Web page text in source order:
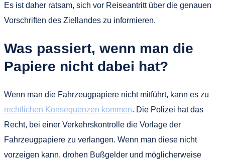
Es ist daher ratsam, sich vor Reiseantritt über die genauen
Vorschriften des Ziellandes zu informieren.
Was passiert, wenn man die
Papiere nicht dabei hat?
Wenn man die Fahrzeugpapiere nicht mitführt, kann es zu
rechtlichen Konsequenzen kommen. Die Polizei hat das
Recht, bei einer Verkehrskontrolle die Vorlage der
Fahrzeugpapiere zu verlangen. Wenn man diese nicht
vorzeigen kann, drohen Bußgelder und möglicherweise